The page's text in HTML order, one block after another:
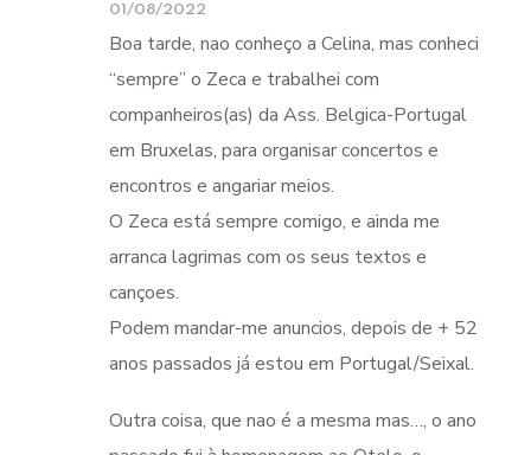
01/08/2022
Boa tarde, nao conheço a Celina, mas conheci
“sempre” o Zeca e trabalhei com
companheiros(as) da Ass. Belgica-Portugal
em Bruxelas, para organisar concertos e
encontros e angariar meios.
O Zeca está sempre comigo, e ainda me
arranca lagrimas com os seus textos e
cançoes.
Podem mandar-me anuncios, depois de + 52
anos passados já estou em Portugal/Seixal.
Outra coisa, que nao é a mesma mas…, o ano